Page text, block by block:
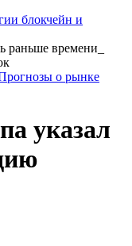
блокчейн и
о рынке
указал